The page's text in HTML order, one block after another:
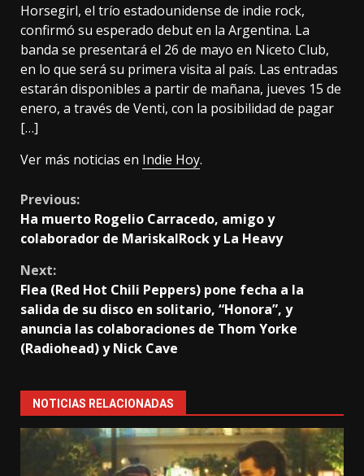
Horsegirl, el trío estadounidense de indie rock,
confirmó su esperado debut en la Argentina. La
banda se presentará el 26 de mayo en Niceto Club,
en lo que será su primera visita al país. Las entradas
estarán disponibles a partir de mañana, jueves 15 de
enero, a través de Venti, con la posibilidad de pagar
[…]
Ver más noticias en Indie Hoy.
Continue
Reading
Previous:
Ha muerto Rogelio Carracedo, amigo y
colaborador de MariskalRock y La Heavy
Next:
Flea (Red Hot Chili Peppers) pone fecha a la
salida de su disco en solitario, “Honora”, y
anuncia las colaboraciones de Thom Yorke
(Radiohead) y Nick Cave
NOTICIAS RELACIONADAS